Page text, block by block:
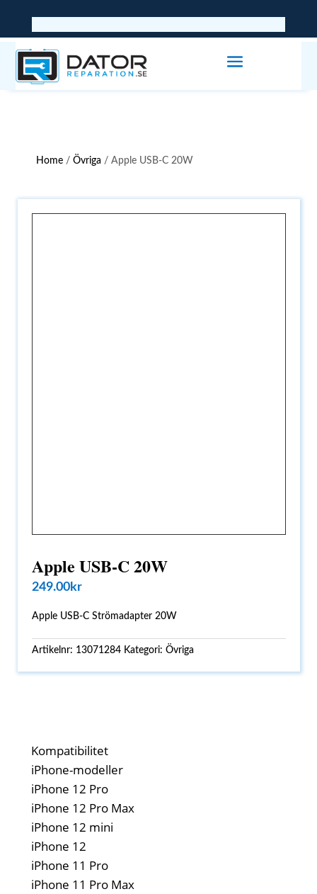
Home /Övriga / Apple USB-C 20W
Apple USB-C 20W
249.00kr
Apple USB-C Strömadapter 20W
Artikelnr: 13071284 Kategori:Övriga
Kompatibilitet
iPhone-modeller
iPhone 12 Pro
iPhone 12 Pro Max
iPhone 12 mini
iPhone 12
iPhone 11 Pro
iPhone 11 Pro Max